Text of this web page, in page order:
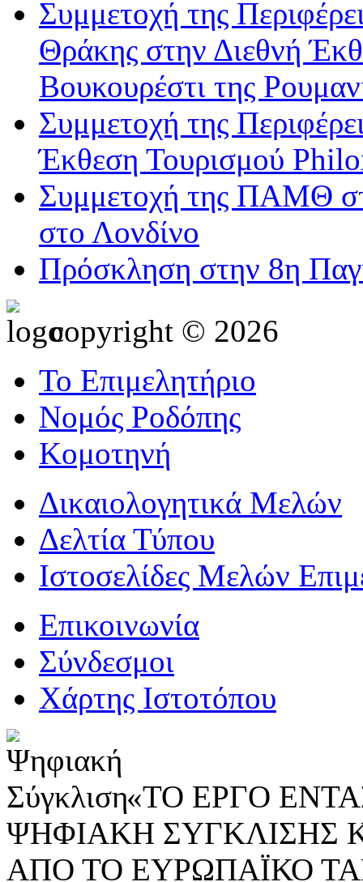
Συμμετοχή της
Θράκης στην Διεθνή
Βουκουρέστι της
Συμμετοχή της
Έκθεση Τουρισμού
Συμμετοχή της ΠΑΜΘ
στο Λονδίνο
Πρόσκληση στην 8η
copyright © 2026
Το Επιμελητήριο
Νομός Ροδόπης
Κομοτηνή
Δικαιολογητικά Μελών
Δελτία Τύπου
Ιστοσελίδες Μελών
Επικοινωνία
Σύνδεσμοι
Χάρτης Ιστοτόπου
«ΤΟ ΕΡΓΟ
ΨΗΦΙΑΚΗ ΣΥΓΚΛΙΣΗΣ
ΑΠΟ ΤΟ ΕΥΡΩΠΑΪΚΟ